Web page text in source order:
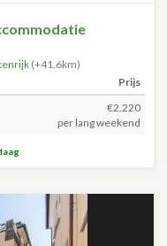
(+41.6km)
Prijs
€2.220
per lang weekend